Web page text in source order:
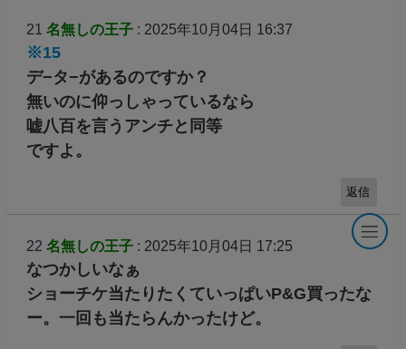
21 名無しの王子: 2025年10月04日 16:37
※15
デ−タ−があるのですか？
無いのに仰っしゃっているなら
嘘八百を言うアンチと同等
ですよ。
返信
22 名無しの王子: 2025年10月04日 17:25
なつかしいなぁ
ショーチケ当たりたくていっぱいP&G買ったな
ー。一回も当たらんかったけど。